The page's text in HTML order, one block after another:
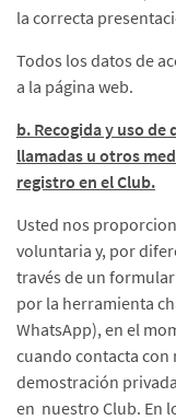
la correcta
Todos los datos de
a la página web.
b. Recogida y uso
llamadas u otros
registro en el Club.
Usted nos
voluntaria y, por
través de un
por la herramienta
WhatsApp), en el
cuando contacta
demostración
en nuestro Club. En